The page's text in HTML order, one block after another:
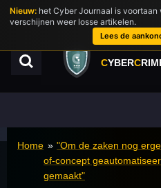
Ga
direct
hoofdinhoud
CYBERC
Home » "Om de zaken nog
of-concept
gemaakt"
Nieuw: het Cyber Journaal is
verschijnen weer losse artikelen.
Lees de